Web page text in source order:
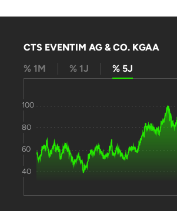
CTS EVENTIM AG & CO. KGAA
% 1M
% 1J
% 5J
40
60
80
100